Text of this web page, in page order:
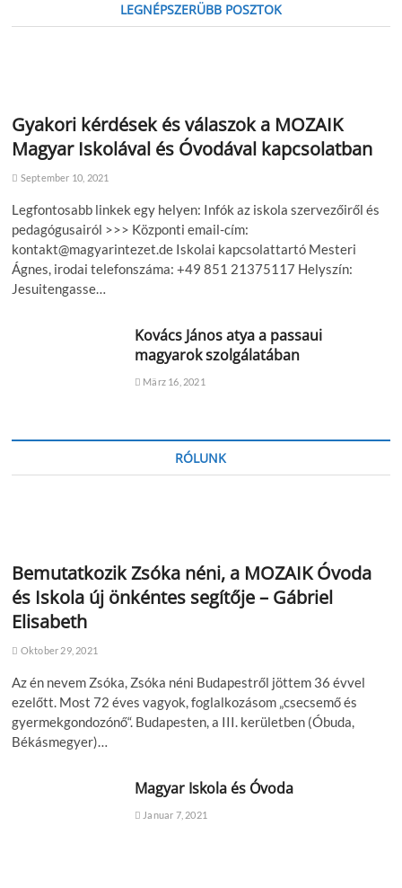
LEGNÉPSZERÜBB POSZTOK
Gyakori kérdések és válaszok a MOZAIK
Magyar Iskolával és Óvodával kapcsolatban
September 10, 2021
Legfontosabb linkek egy helyen: Infók az iskola szervezőiről és
pedagógusairól >>> Központi email-cím:
kontakt@magyarintezet.de Iskolai kapcsolattartó Mesteri
Ágnes, irodai telefonszáma: +49 851 21375117 Helyszín:
Jesuitengasse…
Kovács János atya a passaui
magyarok szolgálatában
März 16, 2021
RÓLUNK
Bemutatkozik Zsóka néni, a MOZAIK Óvoda
és Iskola új önkéntes segítője – Gábriel
Elisabeth
Oktober 29, 2021
Az én nevem Zsóka, Zsóka néni Budapestről jöttem 36 évvel
ezelőtt. Most 72 éves vagyok, foglalkozásom „csecsemő és
gyermekgondozónő“. Budapesten, a III. kerületben (Óbuda,
Békásmegyer)…
Magyar Iskola és Óvoda
Januar 7, 2021